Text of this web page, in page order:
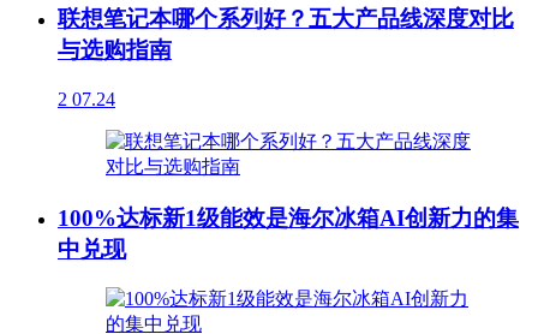
联想笔记本哪个系列好？五大产品线深度对比
与选购指南
2 07.24
100%达标新1级能效是海尔冰箱AI创新力的集
中兑现